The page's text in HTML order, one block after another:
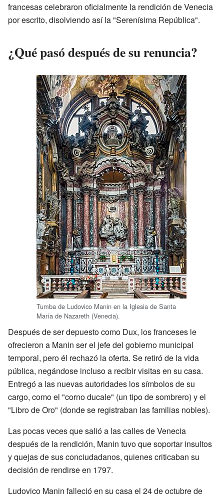
francesas celebraron oficialmente la rendición de Venecia
por escrito, disolviendo así la "Serenísima República".
¿Qué pasó después de su renuncia?
Tumba de Ludovico Manin en la Iglesia de Santa
María de Nazareth (Venecia).
Después de ser depuesto como Dux, los franceses le
ofrecieron a Manin ser el jefe del gobierno municipal
temporal, pero él rechazó la oferta. Se retiró de la vida
pública, negándose incluso a recibir visitas en su casa.
Entregó a las nuevas autoridades los símbolos de su
cargo, como el "corno ducale" (un tipo de sombrero) y el
"Libro de Oro" (donde se registraban las familias nobles).
Las pocas veces que salió a las calles de Venecia
después de la rendición, Manin tuvo que soportar insultos
y quejas de sus conciudadanos, quienes criticaban su
decisión de rendirse en 1797.
Ludovico Manin falleció en su casa el 24 de octubre de